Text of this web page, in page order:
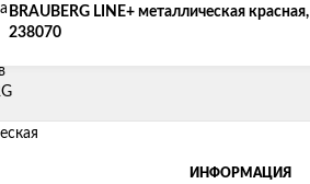
BRAUBERG LINE+ металлическая красная,
238070
ИНФОРМАЦИЯ